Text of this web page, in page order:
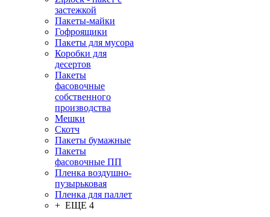
застежкой
Пакеты-майки
Гофроящики
Пакеты для мусора
Коробки для
десертов
Пакеты
фасовочные
собственного
производства
Мешки
Скотч
Пакеты бумажные
Пакеты
фасовочные ПП
Пленка воздушно-
пузырьковая
Пленка для паллет
+ ЕЩЕ 4